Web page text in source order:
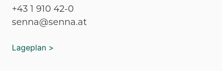
+43 1 910 42-0
senna@senna.at
Lageplan >